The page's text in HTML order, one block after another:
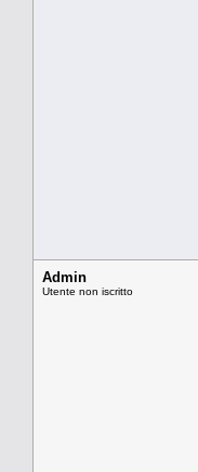
Admin
Utente non iscritto